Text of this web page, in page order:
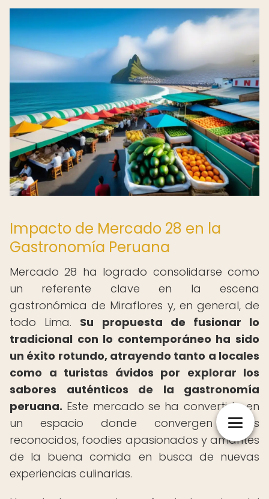
Impacto de Mercado 28 en la
Gastronomía Peruana
Mercado 28 ha logrado consolidarse como
un referente clave en la escena
gastronómica de Miraflores y, en general, de
todo Lima. Su propuesta de fusionar lo
tradicional con lo contemporáneo ha sido
un éxito rotundo, atrayendo tanto a locales
como a turistas ávidos por explorar los
sabores auténticos de la gastronomía
peruana. Este mercado se ha convertido en
un espacio donde convergen chefs
reconocidos, foodies apasionados y amantes
de la buena comida en busca de nuevas
experiencias culinarias.